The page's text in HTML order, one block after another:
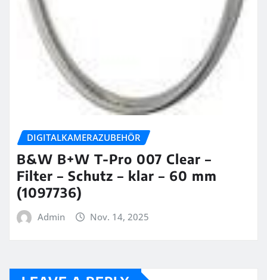
DIGITALKAMERAZUBEHÖR
B&W B+W T-Pro 007 Clear –
Filter – Schutz – klar – 60 mm
(1097736)
Admin Nov. 14, 2025